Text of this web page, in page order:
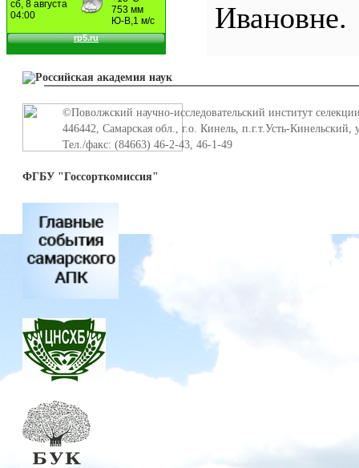
ФГБУ "Госсорткомиссия"
Ивановне.
©Поволжский научно-исследовательский институт
446442, Самарская обл., г.о. Кинель, п.г.т.Усть-Кинельский,
Тел./факс: (84663) 46-2-43, 46-1-49